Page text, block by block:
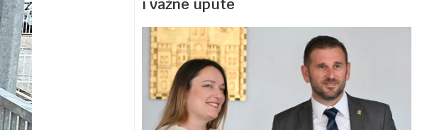
i važne upute